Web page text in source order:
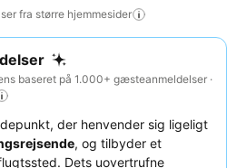
fra større hjemmesider
baseret på 1.000+ gæsteanmeldelser ·
der henvender sig ligeligt
, og tilbyder et
Dets uovertrufne